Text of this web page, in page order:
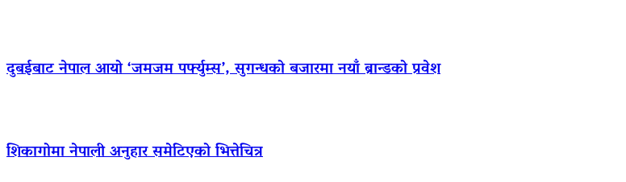
दुबईबाट नेपाल आयो ‘जमजम पर्फ्युम्स’, सुगन्धको बजारमा नयाँ ब्रान्डको प्रवेश
शिकागोमा नेपाली अनुहार समेटिएको भित्तेचित्र